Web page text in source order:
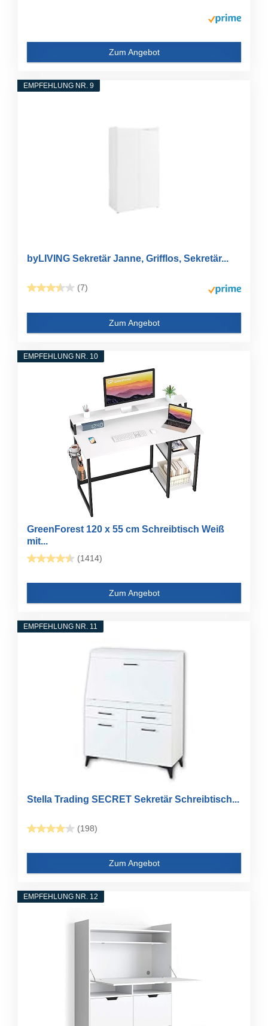
Zum Angebot
EMPFEHLUNG NR. 9
byLIVING Sekretär Janne, Grifflos, Sekretär...
(7)
Zum Angebot
EMPFEHLUNG NR. 10
GreenForest 120 x 55 cm Schreibtisch Weiß
mit...
(1414)
Zum Angebot
EMPFEHLUNG NR. 11
Stella Trading SECRET Sekretär Schreibtisch...
(198)
Zum Angebot
EMPFEHLUNG NR. 12